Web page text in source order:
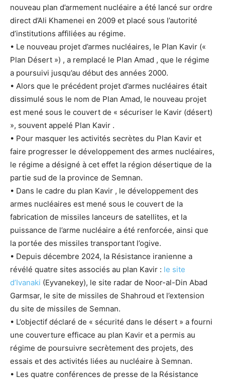
nouveau plan d’armement nucléaire a été lancé sur ordre
direct d’Ali Khamenei en 2009 et placé sous l’autorité
d’institutions affiliées au régime.
• Le nouveau projet d’armes nucléaires, le Plan Kavir («
Plan Désert ») , a remplacé le Plan Amad , que le régime
a poursuivi jusqu’au début des années 2000.
• Alors que le précédent projet d’armes nucléaires était
dissimulé sous le nom de Plan Amad, le nouveau projet
est mené sous le couvert de « sécuriser le Kavir (désert)
», souvent appelé Plan Kavir .
• Pour masquer les activités secrètes du Plan Kavir et
faire progresser le développement des armes nucléaires,
le régime a désigné à cet effet la région désertique de la
partie sud de la province de Semnan.
• Dans le cadre du plan Kavir , le développement des
armes nucléaires est mené sous le couvert de la
fabrication de missiles lanceurs de satellites, et la
puissance de l’arme nucléaire a été renforcée, ainsi que
la portée des missiles transportant l’ogive.
• Depuis décembre 2024, la Résistance iranienne a
révélé quatre sites associés au plan Kavir : le site
d’Ivanaki (Eyvanekey), le site radar de Noor-al-Din Abad
Garmsar, le site de missiles de Shahroud et l’extension
du site de missiles de Semnan.
• L’objectif déclaré de « sécurité dans le désert » a fourni
une couverture efficace au plan Kavir et a permis au
régime de poursuivre secrètement des projets, des
essais et des activités liées au nucléaire à Semnan.
• Les quatre conférences de presse de la Résistance